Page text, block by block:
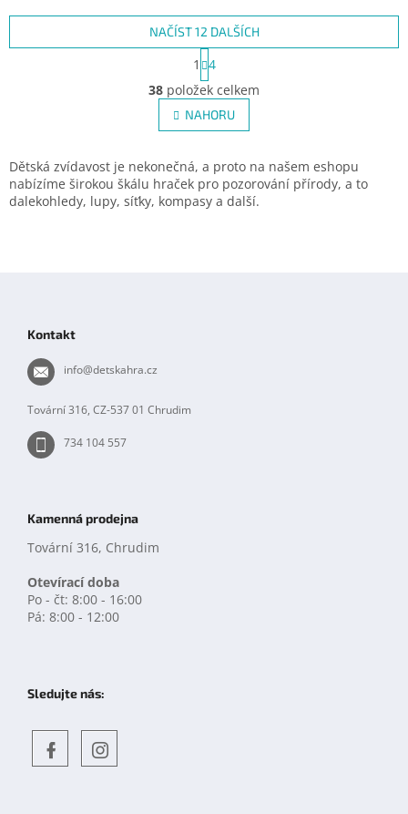
O
v
l
á
a
c
í
NAČÍST 12 DALŠÍCH
S
t
r
á
n
k
v
á
n
í
1
4
38 položek celkem
NAHORU
Dětská zvídavost je nekonečná, a proto na našem eshopu
nabízíme širokou škálu hraček pro pozorování přírody, a to
dalekohledy, lupy, síťky, kompasy a další.
Kontakt
info@detskahra.cz
Tovární 316, CZ-537 01 Chrudim
734 104 557
Kamenná prodejna
Tovární 316, Chrudim
Otevírací doba
Po - čt: 8:00 - 16:00
Pá: 8:00 - 12:00
Sledujte nás: